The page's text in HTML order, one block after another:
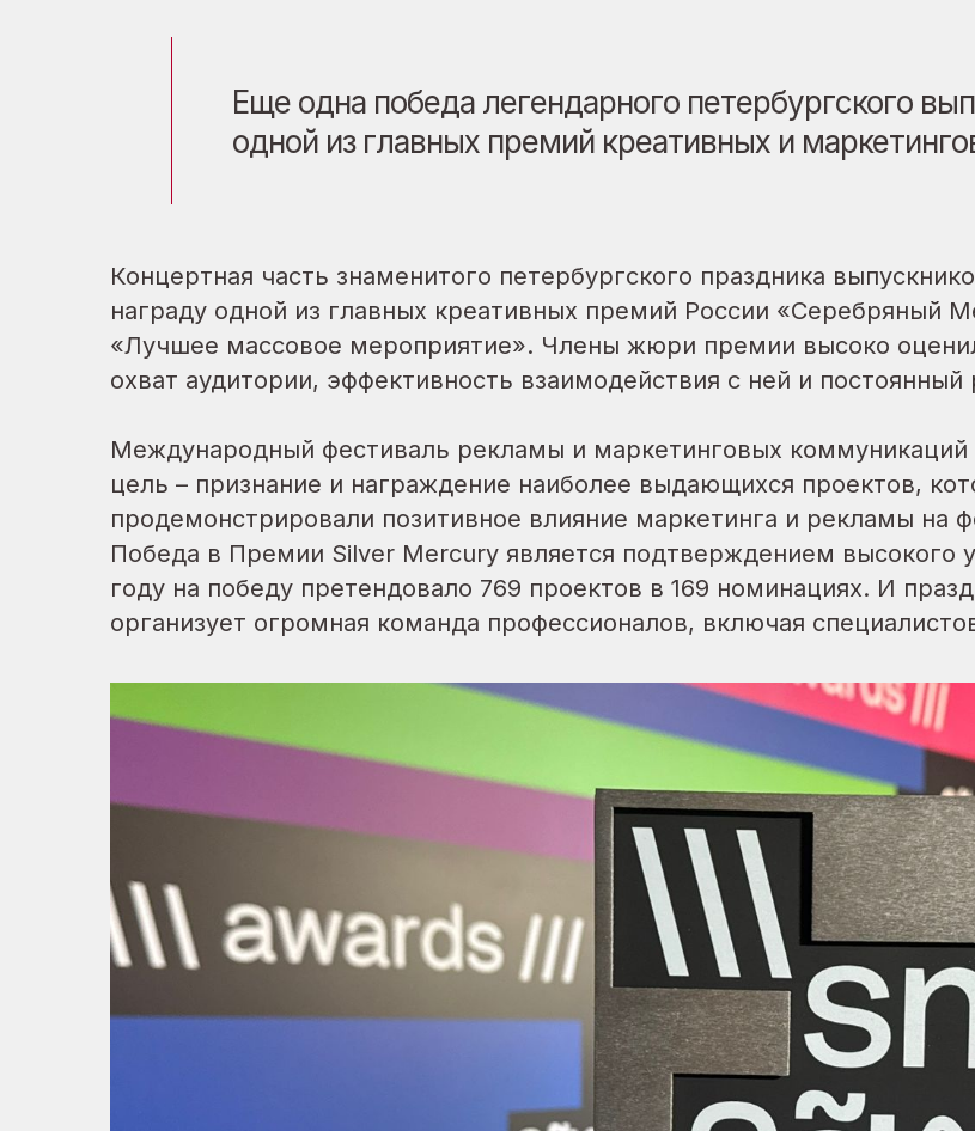
Концертная часть знаменитого петербургского праздника
награду одной из главных креативных премий России «Серебряный
«Лучшее массовое мероприятие». Члены жюри премии высоко
охват аудитории, эффективность взаимодействия с ней и
Международный фестиваль рекламы и маркетинговых коммуникаций
цель – признание и награждение наиболее выдающихся проектов,
продемонстрировали позитивное влияние маркетинга и рекламы на
Победа в Премии Silver Mercury является подтверждением высокого
году на победу претендовало 769 проектов в 169 номинациях. И
организует огромная команда профессионалов, включая
Еще одна победа легендарного петербургского
одной из главных премий креативных и